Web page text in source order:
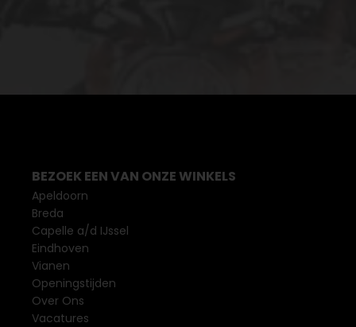
BEZOEK EEN VAN ONZE WINKELS
Apeldoorn
Breda
Capelle a/d IJssel
Eindhoven
Vianen
Openingstijden
Over Ons
Vacatures